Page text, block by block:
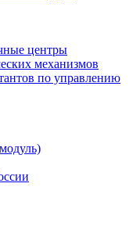
центры
механизмов
по управлению